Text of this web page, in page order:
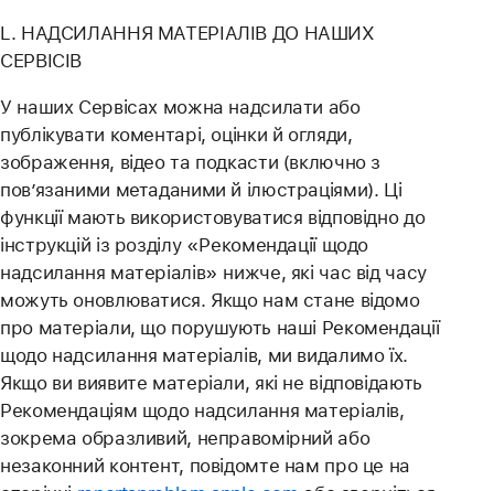
L. НАДСИЛАННЯ МАТЕРІАЛІВ ДО НАШИХ
СЕРВІСІВ
У наших Сервісах можна надсилати або
публікувати коментарі, оцінки й огляди,
зображення, відео та подкасти (включно з
пов’язаними метаданими й ілюстраціями). Ці
функції мають використовуватися відповідно до
інструкцій із розділу «Рекомендації щодо
надсилання матеріалів» нижче, які час від часу
можуть оновлюватися. Якщо нам стане відомо
про матеріали, що порушують наші Рекомендації
щодо надсилання матеріалів, ми видалимо їх.
Якщо ви виявите матеріали, які не відповідають
Рекомендаціям щодо надсилання матеріалів,
зокрема образливий, неправомірний або
незаконний контент, повідомте нам про це на